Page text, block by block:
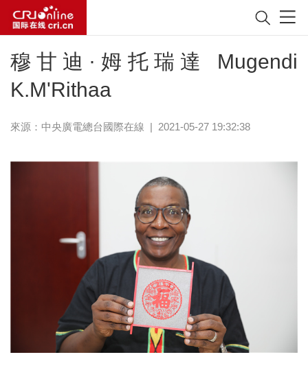
穆甘迪·姆托瑞達 Mugendi
K.M'Rithaa
來源：中央廣電總台國際在線 | 2021-05-27 19:32:38